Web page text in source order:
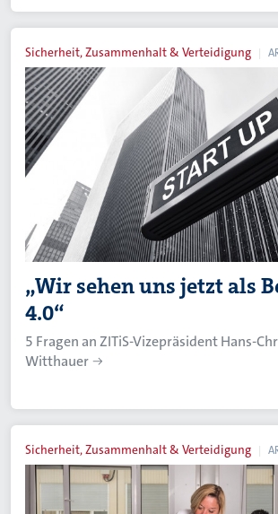
Sicherheit, Zusammenhalt & Verteidigung
„Wir sehen uns jetzt als
4.0“
5 Fragen an ZITiS-Vizepräsident Hans-
Witthauer
Sicherheit, Zusammenhalt & Verteidigung